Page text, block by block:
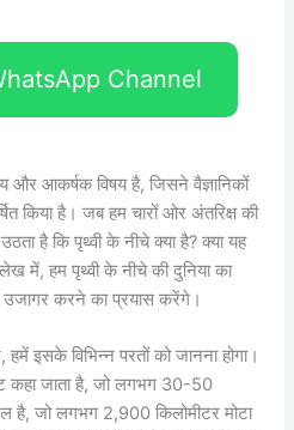
Channel
और आकर्षक विषय है, जिसने वैज्ञानिकों
किया है। जब हम चारों ओर अंतरिक्ष की
है कि पृथ्वी के नीचे क्या है? क्या यह
में, हम पृथ्वी के नीचे की दुनिया का
करने का प्रयास करेंगे।
इसके विभिन्न परतों को जानना होगा।
कहा जाता है, जो लगभग 30-50
है, जो लगभग 2,900 किलोमीटर मोटा